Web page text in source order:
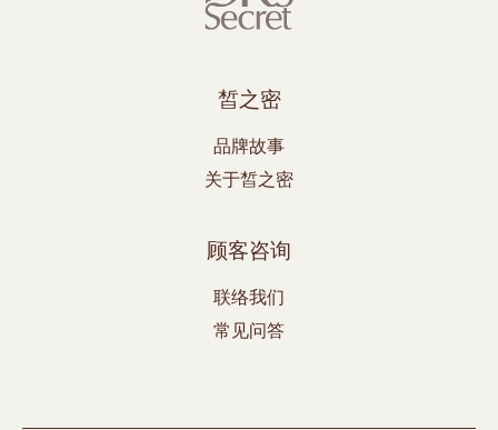
皙之密
品牌故事
关于皙之密
顾客咨询
联络我们
常见问答